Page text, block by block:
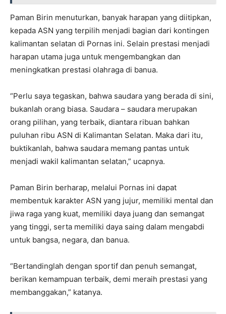
Paman Birin menuturkan, banyak harapan yang diitipkan,
kepada ASN yang terpilih menjadi bagian dari kontingen
kalimantan selatan di Pornas ini. Selain prestasi menjadi
harapan utama juga untuk mengembangkan dan
meningkatkan prestasi olahraga di banua.
“Perlu saya tegaskan, bahwa saudara yang berada di sini,
bukanlah orang biasa. Saudara – saudara merupakan
orang pilihan, yang terbaik, diantara ribuan bahkan
puluhan ribu ASN di Kalimantan Selatan. Maka dari itu,
buktikanlah, bahwa saudara memang pantas untuk
menjadi wakil kalimantan selatan,” ucapnya.
Paman Birin berharap, melalui Pornas ini dapat
membentuk karakter ASN yang jujur, memiliki mental dan
jiwa raga yang kuat, memiliki daya juang dan semangat
yang tinggi, serta memiliki daya saing dalam mengabdi
untuk bangsa, negara, dan banua.
“Bertandinglah dengan sportif dan penuh semangat,
berikan kemampuan terbaik, demi meraih prestasi yang
membanggakan,” katanya.